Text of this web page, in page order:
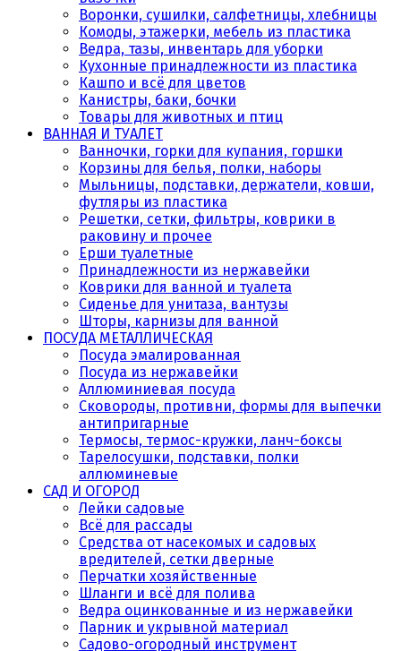
Воронки, сушилки, салфетницы, хлебницы
Комоды, этажерки, мебель из пластика
Ведра, тазы, инвентарь для уборки
Кухонные принадлежности из пластика
Кашпо и всё для цветов
Канистры, баки, бочки
Товары для животных и птиц
ВАННАЯ И ТУАЛЕТ
Ванночки, горки для купания, горшки
Корзины для белья, полки, наборы
Мыльницы, подставки, держатели, ковши,
футляры из пластика
Решетки, сетки, фильтры, коврики в
раковину и прочее
Ерши туалетные
Принадлежности из нержавейки
Коврики для ванной и туалета
Сиденье для унитаза, вантузы
Шторы, карнизы для ванной
ПОСУДА МЕТАЛЛИЧЕСКАЯ
Посуда эмалированная
Посуда из нержавейки
Аллюминиевая посуда
Сковороды, противни, формы для выпечки
антипригарные
Термосы, термос-кружки, ланч-боксы
Тарелосушки, подставки, полки
аллюминевые
САД И ОГОРОД
Лейки садовые
Всё для рассады
Средства от насекомых и садовых
вредителей, сетки дверные
Перчатки хозяйственные
Шланги и всё для полива
Ведра оцинкованные и из нержавейки
Парник и укрывной материал
Садово-огородный инструмент